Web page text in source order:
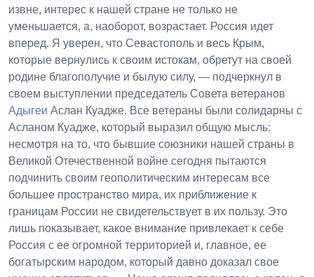
извне, интерес к нашей стране не только не
уменьшается, а, наоборот, возрастает. Россия идет
вперед. Я уверен, что Севастополь и весь Крым,
которые вернулись к своим истокам, обретут на своей
родине благополучие и былую силу, — подчеркнул в
своем выступлении председатель Совета ветеранов
Адыгеи Аслан Куадже. Все ветераны были солидарны с
Асланом Куадже, который выразил общую мысль:
несмотря на то, что бывшие союзники нашей страны в
Великой Отечественной войне сегодня пытаются
подчинить своим геополитическим интересам все
большее пространство мира, их приближение к
границам России не свидетельствует в их пользу. Это
лишь показывает, какое внимание привлекает к себе
Россия с ее огромной территорией и, главное, ее
богатырским народом, который давно доказал свое